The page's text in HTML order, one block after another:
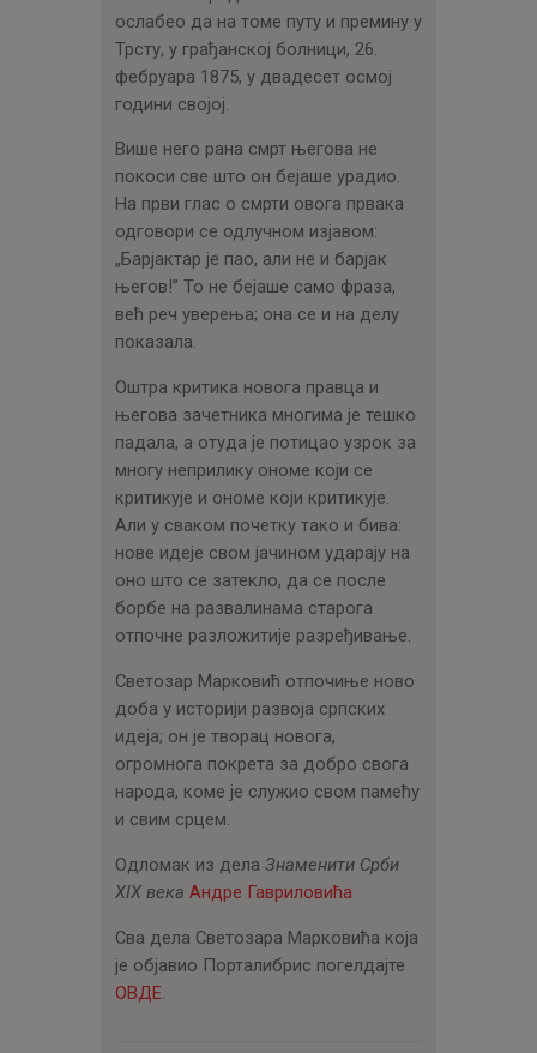
ослабео да на томе путу и премину у
Трсту, у грађанској болници, 26.
фебруара 1875, у двадесет осмој
години својој.
Више него рана смрт његова не
покоси све што он бејаше урадио.
На први глас о смрти овога првака
одговори се одлучном изјавом:
„Барјактар је пао, али не и барјак
његов!” То не бејаше само фраза,
већ реч уверења; она се и на делу
показала.
Оштра критика новога правца и
његова зачетника многима је тешко
падала, а отуда је потицао узрок за
многу неприлику ономе који се
критикује и ономе који критикује.
Али у сваком почетку тако и бива:
нове идеје свом јачином ударају на
оно што се затекло, да се после
борбе на развалинама старога
отпочне разложитије разређивање.
Светозар Марковић отпочиње ново
доба у историји развоја српских
идеја; он је творац новога,
огромнога покрета за добро свога
народа, коме је служио свом памећу
и свим срцем.
Одломак из дела Знаменити Срби
XIX века Андре Гавриловића
Сва дела Светозара Марковића која
је објавио Порталибрис погелдајте
ОВДЕ.